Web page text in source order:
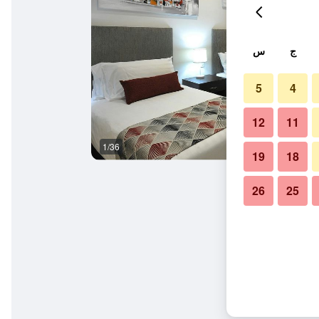
1/36
ج س
4
5
11
12
18
19
25
26